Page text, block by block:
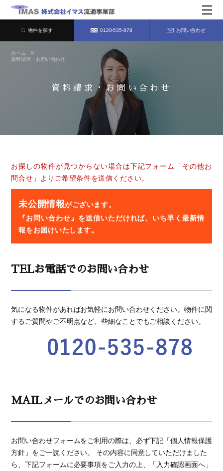
物件を探す 0120-535-878 お問い合わせ
ホーム
資料請求・お問い合わせ
資料請求・お問い合わせ
お探しの物件が見つからない場合は下記フォーム「その他お
問合せ」よりご希望条件を送信ください。
未公開情報がございます。
『お問い合わせ』を送信いただければ、いち早く最新情
報をお届けいたします。
TELお電話でのお問い合わせ
気になる物件があればお気軽にお問い合わせください。物件に関
するご質問やご不明点など、些細なことでもご相談ください。
MAILメールでのお問い合わせ
お問い合わせフォームをご利用の際は、必ず下記「個人情報保護
方針」をご一読ください。 その内容に同意していただけました
ら、下記フォームに必要事項をご入力の上、「入力確認画面へ」